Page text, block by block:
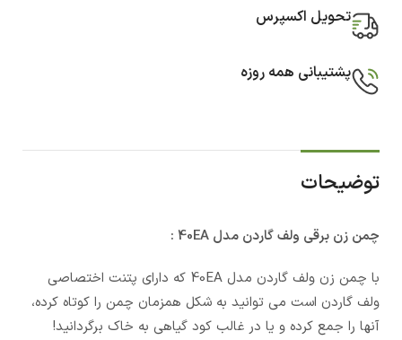
تحویل اکسپرس
پشتیبانی همه روزه
توضیحات
چمن زن برقی ولف گاردن مدل 40EA :
با چمن زن ولف گاردن مدل 40EA که دارای پتنت اختصاصی
ولف گاردن است می توانید به شکل همزمان چمن را کوتاه کرده،
آنها را جمع کرده و یا در غالب کود گیاهی به خاک برگردانید!